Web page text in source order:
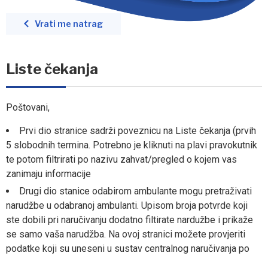
Vrati me natrag
Liste čekanja
Poštovani,
Prvi dio stranice sadrži poveznicu na Liste čekanja (prvih
5 slobodnih termina. Potrebno je kliknuti na plavi pravokutnik
te potom filtrirati po nazivu zahvat/pregled o kojem vas
zanimaju informacije
Drugi dio stanice odabirom ambulante mogu pretraživati
narudžbe u odabranoj ambulanti. Upisom broja potvrde koji
ste dobili pri naručivanju dodatno filtirate nardužbe i prikaže
se samo vaša narudžba. Na ovoj stranici možete provjeriti
podatke koji su uneseni u sustav centralnog naručivanja po